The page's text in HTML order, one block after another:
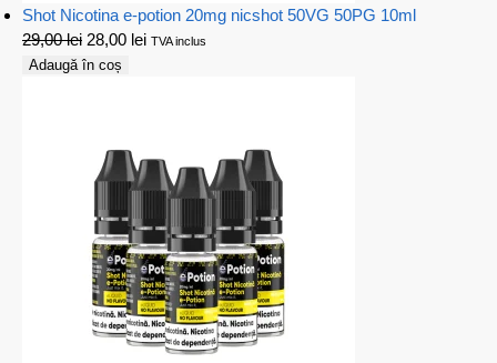
Shot Nicotina e-potion 20mg nicshot 50VG 50PG 10ml
29,00lei 28,00 lei TVA inclus
Adaugă în coș